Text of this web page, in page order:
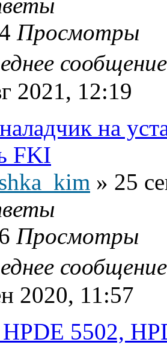
Просмотры
2021, 12:19
на
FKI
» 25
Просмотры
2020, 11:57
5502,